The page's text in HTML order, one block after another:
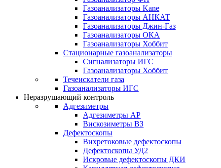
Газоанализаторы Kane
Газоанализаторы АНКАТ
Газоанализаторы Джин-Газ
Газоанализаторы ОКА
Газоанализаторы Хоббит
Стационарные газоанализаторы
Сигнализаторы ИГС
Газоанализаторы Хоббит
Течеискатели газа
Газоанализаторы ИГС
Неразрушающий контроль
Адгезиметры
Адгезиметры АР
Вискозиметры ВЗ
Дефектоскопы
Вихретоковые дефектоскопы
Дефектоскопы УД2
Искровые дефектоскопы ДКИ